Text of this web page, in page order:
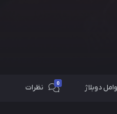
دوبلاژ 0 نظرات